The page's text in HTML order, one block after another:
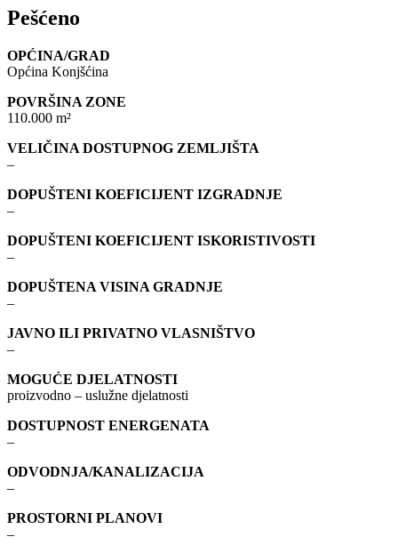
Pešćeno
OPĆINA/GRAD
Općina Konjšćina
POVRŠINA ZONE
110.000 m²
VELIČINA DOSTUPNOG ZEMLJIŠTA
–
DOPUŠTENI KOEFICIJENT IZGRADNJE
–
DOPUŠTENI KOEFICIJENT ISKORISTIVOSTI
–
DOPUŠTENA VISINA GRADNJE
–
JAVNO ILI PRIVATNO VLASNIŠTVO
–
MOGUĆE DJELATNOSTI
proizvodno – uslužne djelatnosti
DOSTUPNOST ENERGENATA
–
ODVODNJA/KANALIZACIJA
–
PROSTORNI PLANOVI
–